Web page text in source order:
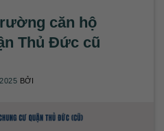
căn hộ
Thủ Đức cũ
BỞI